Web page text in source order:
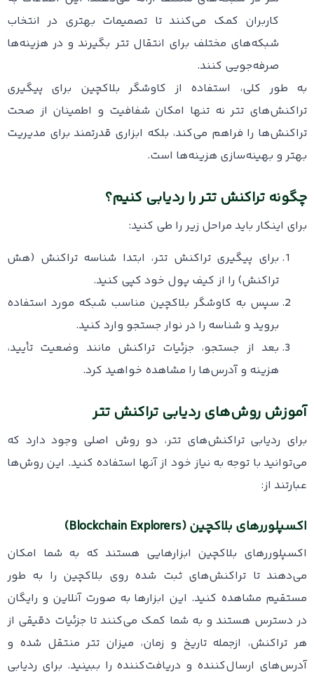
کاربران کمک می‌کنند تا تصمیمات بهتری در انتخاب
شبکه‌های مختلف برای انتقال تتر بگیرند و در هزینه‌ها
صرفه‌جویی کنند.
به طور کلی، استفاده از کاوشگر بلاکچین برای پیگیری
تراکنش‌های تتر نه تنها امکان شفافیت و اطمینان از صحت
تراکنش‌ها را فراهم می‌کند، بلکه ابزاری قدرتمند برای مدیریت
بهتر و بهینه‌سازی هزینه‌ها است.
چگونه تراکنش تتر را ردیابی کنیم؟
برای اینکار باید مراحل زیر را طی کنید:
برای پیگیری تراکنش تتر، ابتدا شناسه تراکنش (هش
تراکنش) را از کیف پول خود کپی کنید.
سپس به کاوشگر بلاکچین مناسب شبکه مورد استفاده
بروید و شناسه را در نوار جستجو وارد کنید.
بعد از جستجو، جزئیات تراکنش مانند وضعیت تأیید،
هزینه و آدرس‌ها را مشاهده خواهید کرد.
آموزش روش‌های ردیابی تراکنش تتر
برای ردیابی تراکنش‌های تتر، دو روش اصلی وجود دارد که
می‌توانید با توجه به نیاز خود از آنها استفاده کنید. این روش‌ها
عبارتند از:
اکسپلوررهای بلاکچین (Blockchain Explorers)
اکسپلوررهای بلاکچین ابزارهایی هستند که به شما امکان
می‌دهند تا تراکنش‌های ثبت شده روی بلاکچین را به طور
مستقیم مشاهده کنید. این ابزارها به صورت آنلاین و رایگان
در دسترس هستند و به شما کمک می‌کنند تا جزئیات دقیقی از
هر تراکنش، ازجمله تاریخ و زمان، میزان تتر منتقل شده و
آدرس‌های ارسال‌کننده و دریافت‌کننده را ببینید. برای ردیابی